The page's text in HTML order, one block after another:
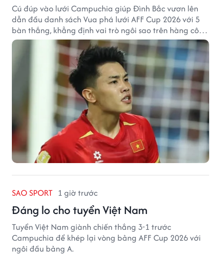
Cú đúp vào lưới Campuchia giúp Đình Bắc vươn lên
dẫn đầu danh sách Vua phá lưới AFF Cup 2026 với 5
bàn thắng, khẳng định vai trò ngôi sao trên hàng công
tuyển Việt Nam.
SAO SPORT 1 giờ trước
Đáng lo cho tuyển Việt Nam
Tuyển Việt Nam giành chiến thắng 3-1 trước
Campuchia để khép lại vòng bảng AFF Cup 2026 với
ngôi đầu bảng A.